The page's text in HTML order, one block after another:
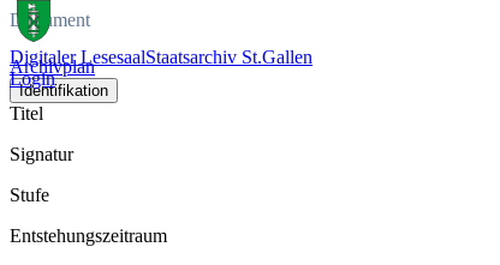
Digitaler LesesaalStaatsarchiv St.Gallen
Login
Dokument
Archivplan
Identifikation
Titel
Signatur
Stufe
Entstehungszeitraum